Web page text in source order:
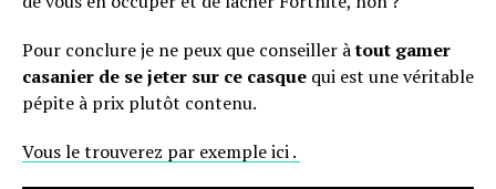
Pour conclure je ne peux que conseiller àtout gamer
casanier de se jeter sur ce casque qui est une véritable
pépite à prix plutôt contenu.
Vous le trouverez par exemple ici .